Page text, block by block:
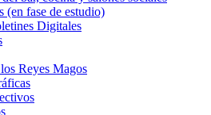
(en fase de estudio)
Digitales
Reyes Magos